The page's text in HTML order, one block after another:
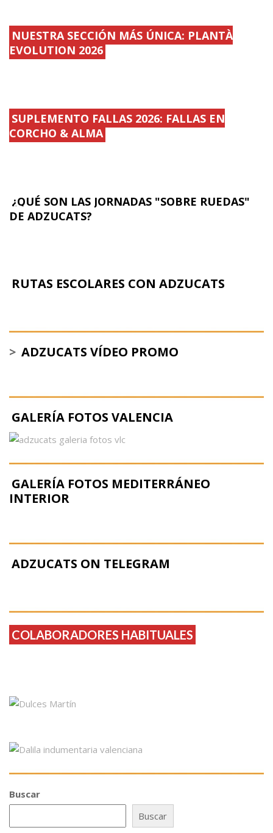
NUESTRA SECCIÓN MÁS ÚNICA: PLANTÀ
EVOLUTION 2026
SUPLEMENTO FALLAS 2026: FALLAS EN
CORCHO & ALMA
¿QUÉ SON LAS JORNADAS "SOBRE RUEDAS"
DE ADZUCATS?
RUTAS ESCOLARES CON ADZUCATS
> ADZUCATS VÍDEO PROMO
GALERÍA FOTOS VALENCIA
GALERÍA FOTOS MEDITERRÁNEO
INTERIOR
ADZUCATS ON TELEGRAM
COLABORADORES HABITUALES
Buscar
Buscar